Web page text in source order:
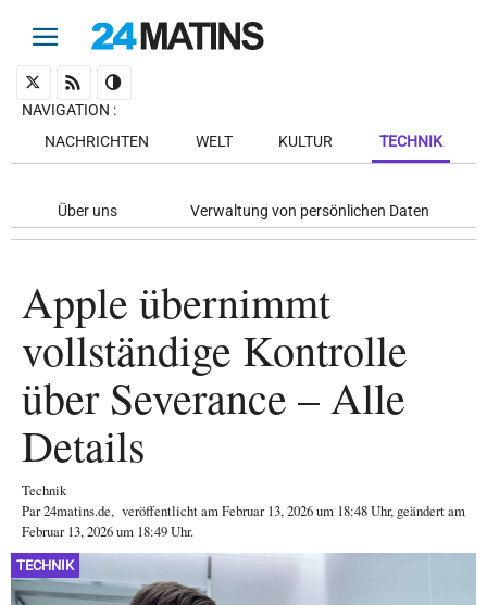
NAVIGATION :
NACHRICHTEN
WELT KULTUR TECHNIK
Über uns Verwaltung von persönlichen Daten
Apple übernimmt
vollständige Kontrolle
über Severance – Alle
Details
Technik
Par24matins.de, veröffentlicht amFebruar 13, 2026um 18:48 Uhr, geändert am
Februar 13, 2026 um 18:49 Uhr.
TECHNIK